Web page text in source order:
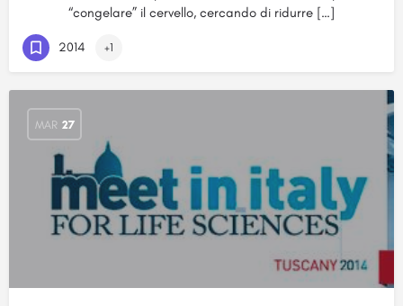
“congelare” il cervello, cercando di ridurre […]
2014 +1
MAR 27